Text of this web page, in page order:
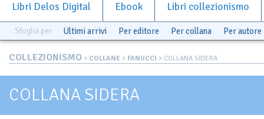
Libri Delos Digital Ebook Libri collezionismo
Sfoglia per Ultimi arrivi Per editore Per collana Per autore
COLLEZIONISMO > COLLANE > FANUCCI > COLLANA SIDERA
COLLANA SIDERA